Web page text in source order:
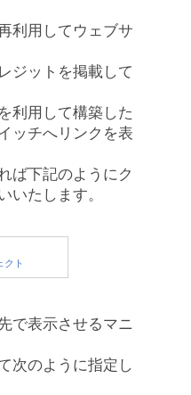
利用してウェブサ
ジットを掲載して
利用して構築した
ッチへリンクを表
ば下記のようにク
いたします。
で表示させるマニ
次のように指定し